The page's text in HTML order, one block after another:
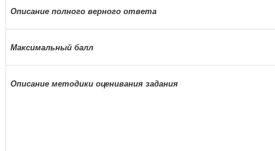
Описание полного верного ответа
Максимальный балл
Описание методики оценивания задания